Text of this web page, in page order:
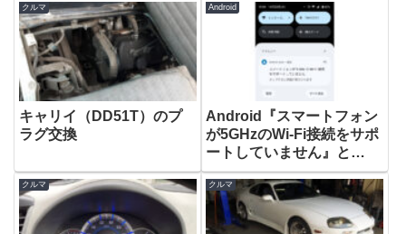
クルマ
キャリイ（DD51T）のプ
ラグ交換
Android
Android『スマートフォン
が5GHzのWi-Fi接続をサポ
ートしていません』と
『Android Auto』から通
知が届く不具合
クルマ クルマ